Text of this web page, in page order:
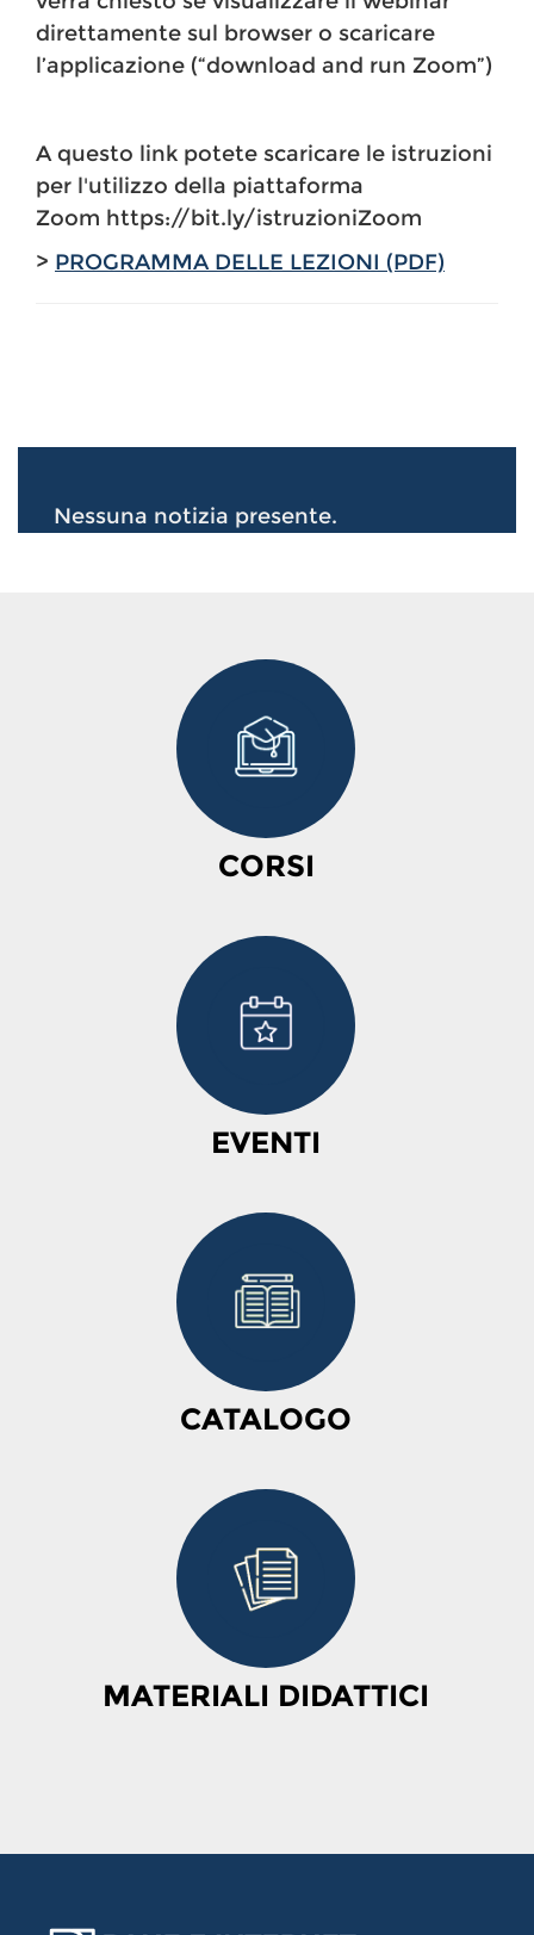
direttamente sul browser o scaricare
l’applicazione (“download and run Zoom”)
A questo link potete scaricare le istruzioni
per l'utilizzo della piattaforma
Zoom https://bit.ly/istruzioniZoom
> PROGRAMMA DELLE LEZIONI (PDF)
Nessuna notizia presente.
CORSI
EVENTI
CATALOGO
MATERIALI DIDATTICI